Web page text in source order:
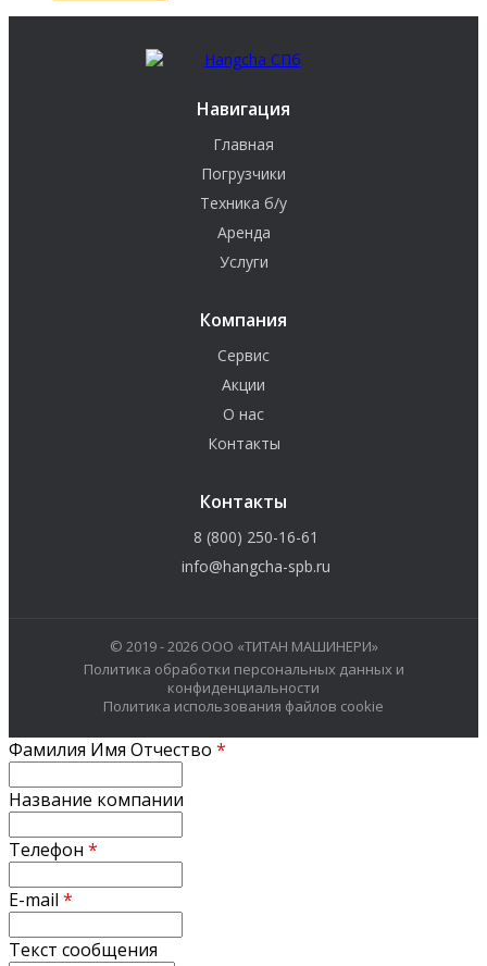
Навигация
Главная
Погрузчики
Техника б/у
Аренда
Услуги
Компания
Сервис
Акции
О нас
Контакты
Контакты
8 (800) 250-16-61
info@hangcha-spb.ru
© 2019 - 2026 ООО «ТИТАН МАШИНЕРИ»
Политика обработки персональных данных и
конфиденциальности
Политика использования файлов cookie
Фамилия Имя Отчество *
Название компании
Телефон *
E-mail *
Текст сообщения